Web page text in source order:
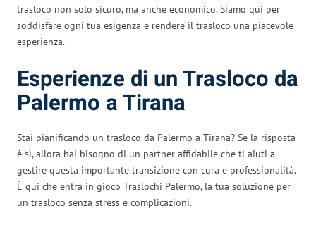
trasloco non solo sicuro, ma anche economico. Siamo qui per
soddisfare ogni tua esigenza e rendere il trasloco una piacevole
esperienza.
Esperienze di un Trasloco da
Palermo a Tirana
Stai pianificando un trasloco da Palermo a Tirana? Se la risposta
è sì, allora hai bisogno di un partner affidabile che ti aiuti a
gestire questa importante transizione con cura e professionalità.
È qui che entra in gioco Traslochi Palermo, la tua soluzione per
un trasloco senza stress e complicazioni.